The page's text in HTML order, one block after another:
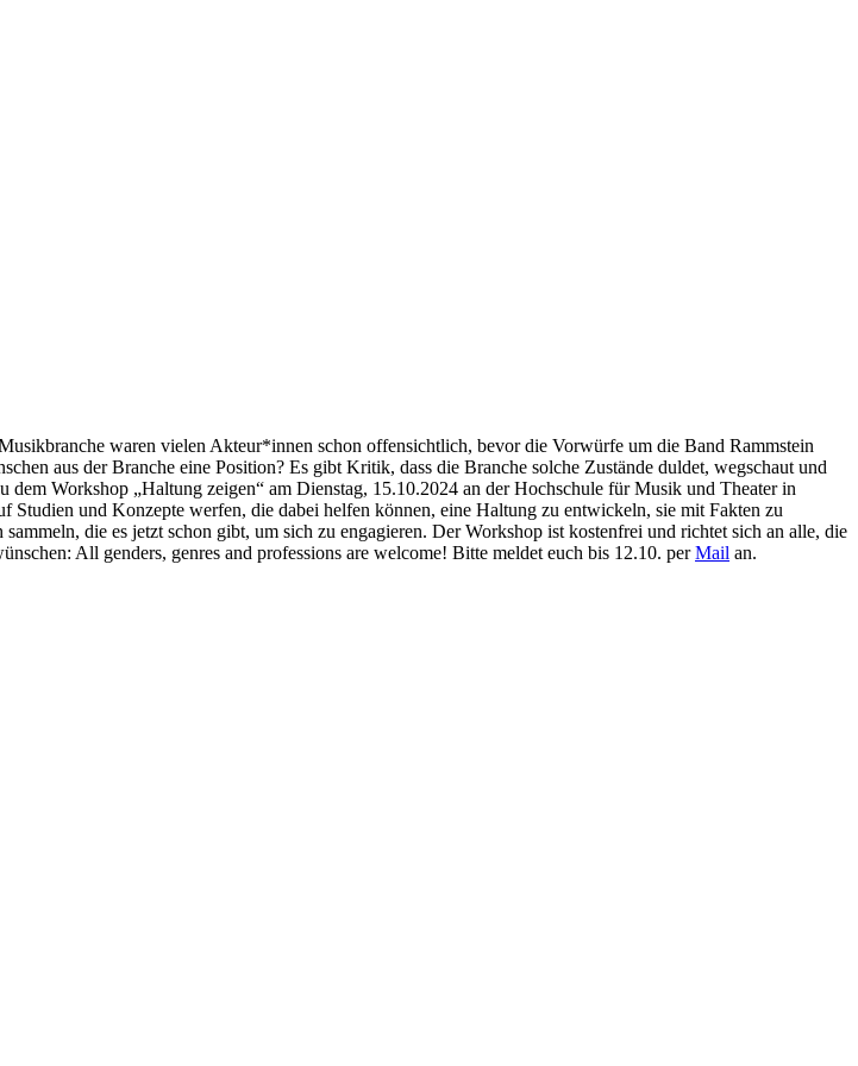
waren vielen Akteur*innen schon offensichtlich, bevor die Vorwürfe um die Band Rammstein
aus der Branche eine Position? Es gibt Kritik, dass die Branche solche Zustände duldet, wegschaut und
Workshop „Haltung zeigen“ am Dienstag, 15.10.2024 an der Hochschule für Musik und Theater in
und Konzepte werfen, die dabei helfen können, eine Haltung zu entwickeln, sie mit Fakten zu
die es jetzt schon gibt, um sich zu engagieren. Der Workshop ist kostenfrei und richtet sich an alle, die
All genders, genres and professions are welcome! Bitte meldet euch bis 12.10. perMail an.